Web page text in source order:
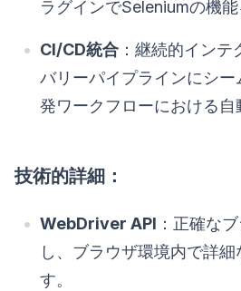
ラグインでSeleniumの機能
CI/CD統合 ：継続的インテ
バリーパイプラインにシ
発ワークフローにおける自
技術的詳細：
WebDriver API ：正確な
し、ブラウザ環境内で詳
す。